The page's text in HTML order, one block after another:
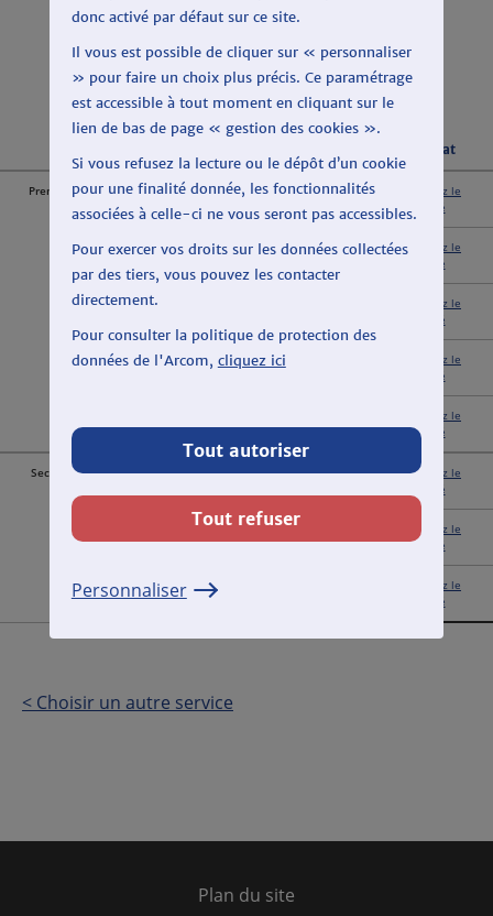
LES TEMPS DE PAROLE SUR RMC
Résultat
Premier tour Du 3 au 14 février 2020
Consultez le
relevé
Du 3 au 21 février 2020
Consultez le
relevé
Consultez le
relevé
Du 3 février au 6 mars 2020
Consultez le
relevé
Consultez le
relevé
Second tour Du 8 au 12 juin 2020
Consultez le
relevé
Du 8 au 19 juin 2020
Consultez le
relevé
Du 8 au 26 juin 2020
Consultez le
relevé
< Choisir un autre service
Plan du site
donc activé par défaut sur ce site.
Il vous est possible de cliquer sur « personnaliser
» pour faire un choix plus précis. Ce paramétrage
est accessible à tout moment en cliquant sur le
lien de bas de page « gestion des cookies ».
Si vous refusez la lecture ou le dépôt d’un cookie
pour une finalité donnée, les fonctionnalités
associées à celle-ci ne vous seront pas accessibles.
Pour exercer vos droits sur les données collectées
par des tiers, vous pouvez les contacter
directement.
Pour consulter la politique de protection des
données de l'Arcom, cliquez ici
Tout autoriser
Tout refuser
Personnaliser